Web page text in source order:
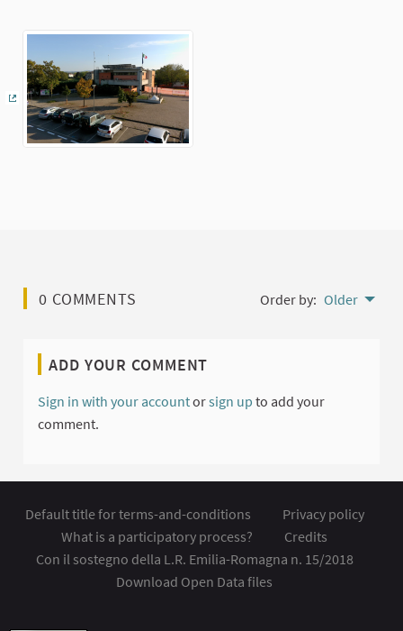
(External link)
0 COMMENTS Order by: Older
ADD YOUR COMMENT
Sign in with your accountorsign up to add your
comment.
Default title for terms-and-conditions
Privacy policy
What is a participatory process?
Credits
Con il sostegno della L.R. Emilia-Romagna n. 15/2018
Download Open Data files